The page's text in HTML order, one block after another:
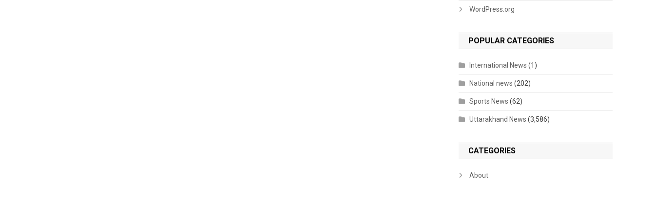
WordPress.org
POPULAR CATEGORIES
International News (1)
National news (202)
Sports News (62)
Uttarakhand News (3,586)
CATEGORIES
About